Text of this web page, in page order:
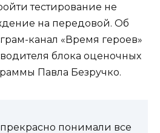
тестирование не
на передовой. Об
канал «Время героев»
блока оценочных
Павла Безручко.
понимали все